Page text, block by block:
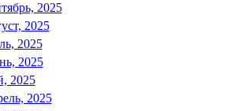
2025
2025
2025
2025
2025
2025